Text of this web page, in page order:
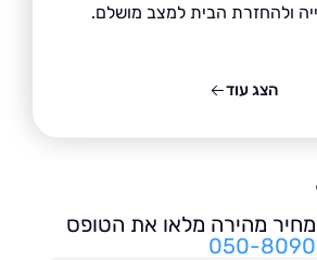
הבית למצב מושלם.
מלאו את הטופס